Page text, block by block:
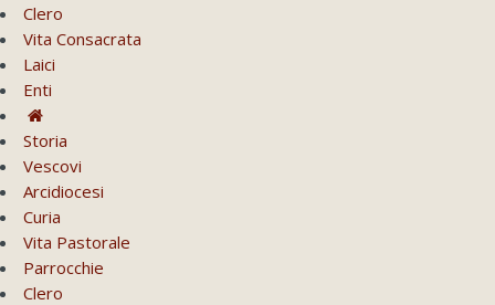
Clero
Vita Consacrata
Laici
Enti
Storia
Vescovi
Arcidiocesi
Curia
Vita Pastorale
Parrocchie
Clero